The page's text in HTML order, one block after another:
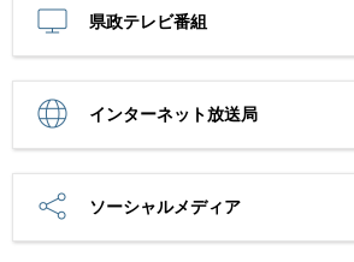
県政テレビ番組
インターネット放送局
ソーシャルメディア